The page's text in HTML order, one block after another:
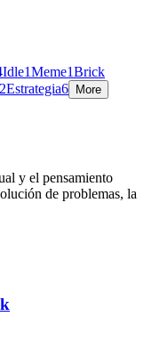
Idle1Meme1Brick
2Estrategia6 More
y el pensamiento
de problemas, la